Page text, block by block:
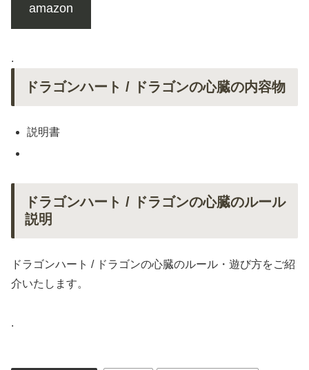
amazon
.
ドラゴンハート / ドラゴンの心臓の内容物
説明書
ドラゴンハート / ドラゴンの心臓のルール
説明
ドラゴンハート / ドラゴンの心臓のルール・遊び方をご紹
介いたします。
.